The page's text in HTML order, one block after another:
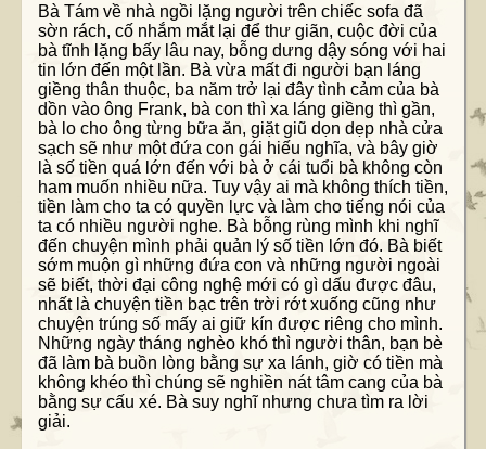
Bà Tám về nhà ngồi lặng người trên chiếc sofa đã
sờn rách, cố nhắm mắt lại để thư giãn, cuộc đời của
bà tĩnh lặng bấy lâu nay, bỗng dưng dậy sóng với hai
tin lớn đến một lần. Bà vừa mất đi người bạn láng
giềng thân thuộc, ba năm trở lại đây tình cảm của bà
dồn vào ông Frank, bà con thì xa láng giềng thì gần,
bà lo cho ông từng bữa ăn, giặt giũ dọn dẹp nhà cửa
sạch sẽ như một đứa con gái hiếu nghĩa, và bây giờ
là số tiền quá lớn đến với bà ở cái tuổi bà không còn
ham muốn nhiều nữa. Tuy vậy ai mà không thích tiền,
tiền làm cho ta có quyền lực và làm cho tiếng nói của
ta có nhiều người nghe. Bà bỗng rùng mình khi nghĩ
đến chuyện mình phải quản lý số tiền lớn đó. Bà biết
sớm muộn gì những đứa con và những người ngoài
sẽ biết, thời đại công nghệ mới có gì dấu được đâu,
nhất là chuyện tiền bạc trên trời rớt xuống cũng như
chuyện trúng số mấy ai giữ kín được riêng cho mình.
Những ngày tháng nghèo khó thì người thân, bạn bè
đã làm bà buồn lòng bằng sự xa lánh, giờ có tiền mà
không khéo thì chúng sẽ nghiền nát tâm cang của bà
bằng sự cấu xé. Bà suy nghĩ nhưng chưa tìm ra lời
giải.